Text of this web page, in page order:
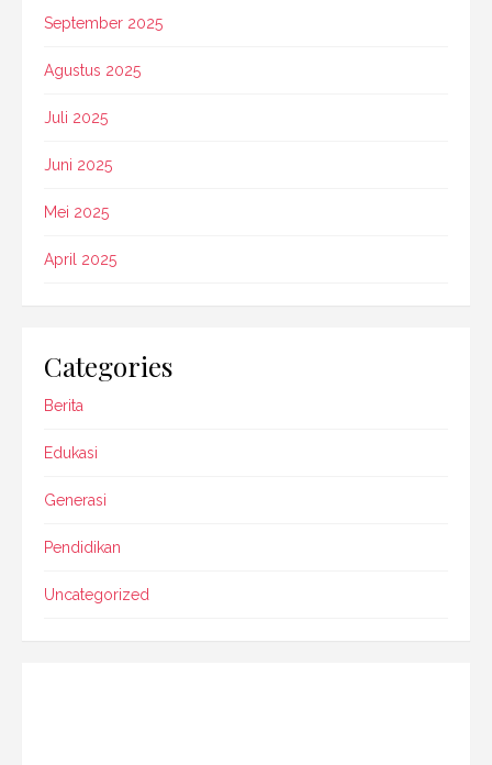
September 2025
Agustus 2025
Juli 2025
Juni 2025
Mei 2025
April 2025
Categories
Berita
Edukasi
Generasi
Pendidikan
Uncategorized